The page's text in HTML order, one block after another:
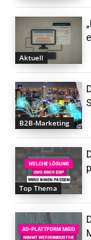
Aktuell
B2B-Marketing
Top Thema